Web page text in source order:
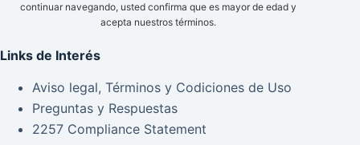
continuar navegando, usted confirma que es mayor de edad y
acepta nuestros términos.
Links de Interés
Aviso legal, Términos y Codiciones de Uso
Preguntas y Respuestas
2257 Compliance Statement